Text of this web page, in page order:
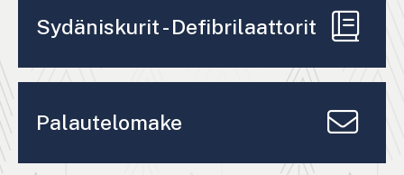
Sydäniskurit - Defibrilaattorit
Palautelomake